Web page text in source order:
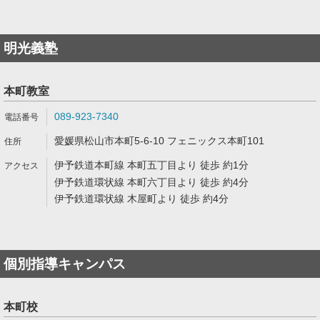
明光義塾
本町教室
089-923-7340
愛媛県松山市本町5-6-10 フェニックス本町101
伊予鉄道本町線 本町五丁目より 徒歩 約1分
伊予鉄道環状線 本町六丁目より 徒歩 約4分
伊予鉄道環状線 木屋町より 徒歩 約4分
個別指導キャンパス
本町校